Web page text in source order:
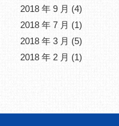
2018 年 9 月 (4)
2018 年 7 月 (1)
2018 年 3 月 (5)
2018 年 2 月 (1)